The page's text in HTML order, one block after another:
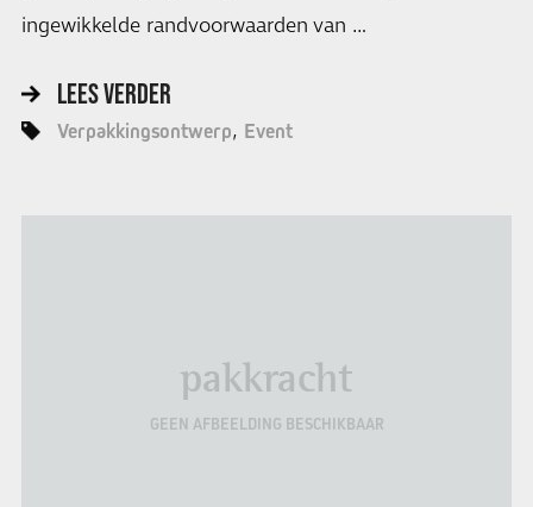
ingewikkelde randvoorwaarden van …
LEES VERDER
Verpakkingsontwerp Event
pakkracht
GEEN AFBEELDING BESCHIKBAAR